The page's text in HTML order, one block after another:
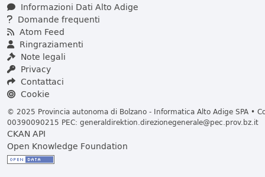
Informazioni Dati Alto Adige
Domande frequenti
Atom Feed
Ringraziamenti
Note legali
Privacy
Contattaci
Cookie
© 2025 Provincia autonoma di Bolzano - Informatica Alto Adige SPA •
00390090215 PEC: generaldirektion.direzionegenerale@pec.prov.bz.it
CKAN API
Open Knowledge Foundation